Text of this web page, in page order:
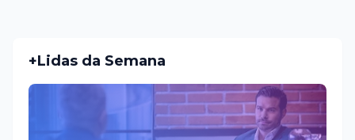
+Lidas da Semana